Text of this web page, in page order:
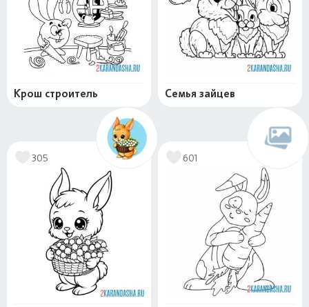
Крош строитель Семья зайцев
305 601